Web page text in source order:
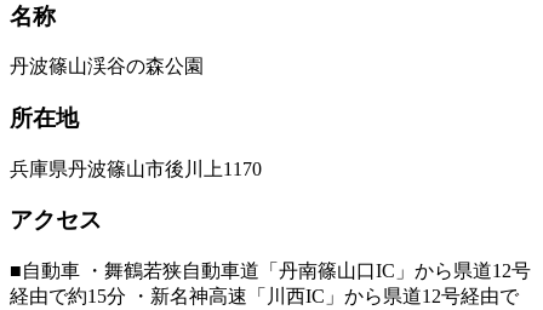
名称
丹波篠山渓谷の森公園
所在地
兵庫県丹波篠山市後川上1170
アクセス
■自動車 ・舞鶴若狭自動車道「丹南篠山口IC」から県道12号
経由で約15分 ・新名神高速「川西IC」から県道12号経由で